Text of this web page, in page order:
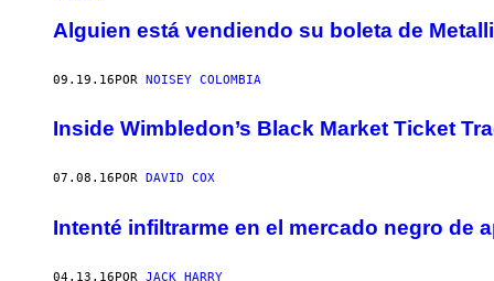
Alguien está vendiendo su boleta de
09.19.16POR NOISEY COLOMBIA
Inside Wimbledon’s Black Market Ticket
07.08.16 POR DAVID COX
Intenté infiltrarme en el mercado negro de
04.13.16POR JACK HARRY